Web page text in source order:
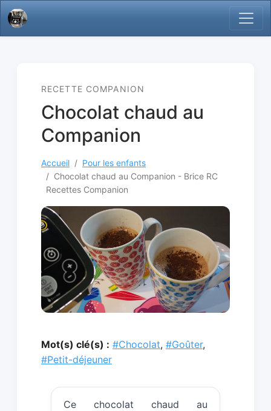
RECETTE COMPANION
Chocolat chaud au
Companion
Accueil
Pour les enfants
Chocolat chaud au Companion - Brice RC
Recettes Companion
Mot(s) clé(s) : #Chocolat, #Goûter,
#Petit-déjeuner
Ce chocolat chaud au